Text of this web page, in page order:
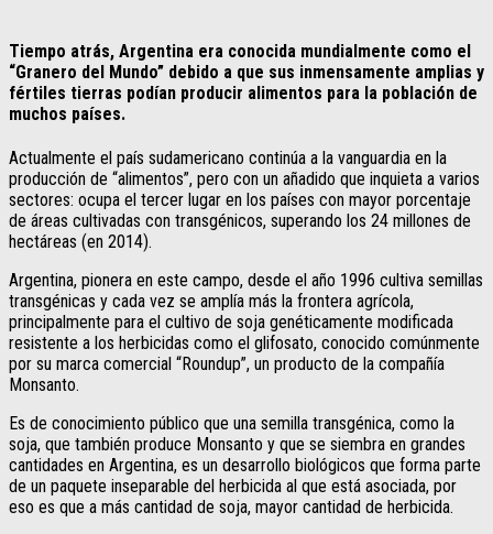
Tiempo atrás, Argentina era conocida mundialmente como el
“Granero del Mundo” debido a que sus inmensamente amplias y
fértiles tierras podían producir alimentos para la población de
muchos países.
Actualmente el país sudamericano continúa a la vanguardia en la
producción de “alimentos”, pero con un añadido que inquieta a varios
sectores: ocupa el tercer lugar en los países con mayor porcentaje
de áreas cultivadas con transgénicos, superando los 24 millones de
hectáreas (en 2014).
Argentina, pionera en este campo, desde el año 1996 cultiva semillas
transgénicas y cada vez se amplía más la frontera agrícola,
principalmente para el cultivo de soja genéticamente modificada
resistente a los herbicidas como el glifosato, conocido comúnmente
por su marca comercial “Roundup”, un producto de la compañía
Monsanto.
Es de conocimiento público que una semilla transgénica, como la
soja, que también produce Monsanto y que se siembra en grandes
cantidades en Argentina, es un desarrollo biológicos que forma parte
de un paquete inseparable del herbicida al que está asociada, por
eso es que a más cantidad de soja, mayor cantidad de herbicida.